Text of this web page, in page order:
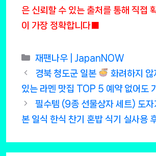
은 신뢰할 수 있는 출처를 통해 직접
이 가장 정확합니다■
Categories
재팬나우 | JapanNOW
경북 청도군 일본
화려하지 않
있는 라멘 맛집 TOP 5 예약 없어도
필수템 (9종 선물상자 세트) 도자
본 일식 한식 찬기 혼밥 식기 실사용